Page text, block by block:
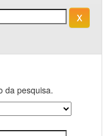
da pesquisa.